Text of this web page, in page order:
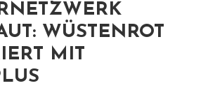
WÜSTENROT
MIT